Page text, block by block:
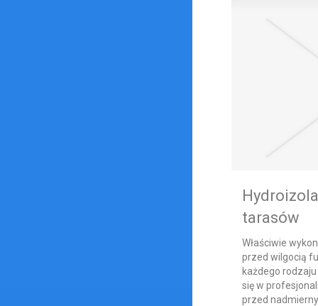
tarasów
Właściwie
przed wilgocią
każdego
się w
przed